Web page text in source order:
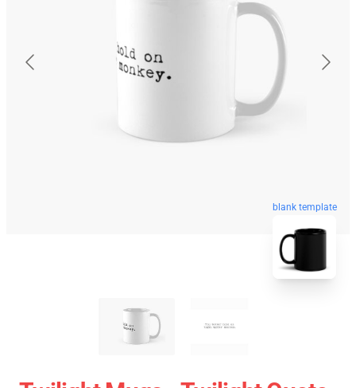
blank template